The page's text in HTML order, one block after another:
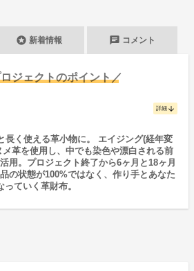
stars 新着情報 chat コメント
ジェクトのポイント／
詳細 arrow_downward
長く使える革小物に。 エイジング(経年変
革を使用し、中でも染色や漂白される前
用。プロジェクト終了から6ヶ月と18ヶ月
の状態が100%ではなく、作り手とあなた
ていく革財布。